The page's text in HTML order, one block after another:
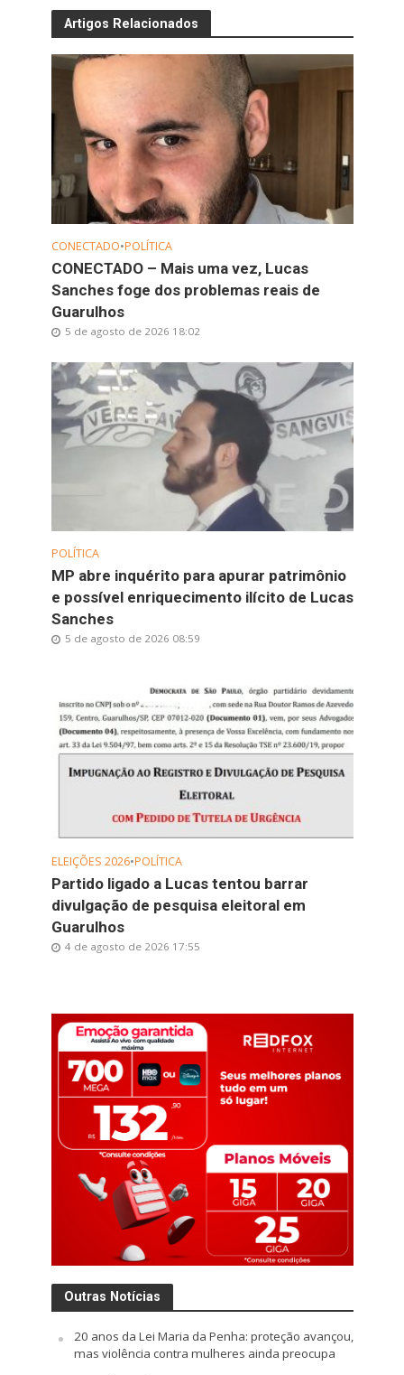
Artigos Relacionados
CONECTADO•POLÍTICA
CONECTADO – Mais uma vez, Lucas
Sanches foge dos problemas reais de
Guarulhos
5 de agosto de 2026 18:02
POLÍTICA
MP abre inquérito para apurar patrimônio
e possível enriquecimento ilícito de Lucas
Sanches
5 de agosto de 2026 08:59
ELEIÇÕES 2026•POLÍTICA
Partido ligado a Lucas tentou barrar
divulgação de pesquisa eleitoral em
Guarulhos
4 de agosto de 2026 17:55
Outras Notícias
20 anos da Lei Maria da Penha: proteção avançou,
mas violência contra mulheres ainda preocupa